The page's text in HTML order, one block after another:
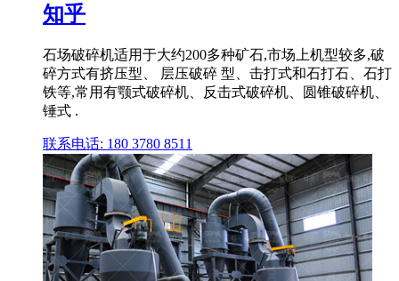
知乎
石场破碎机适用于大约200多种矿石,市场上机型较多,破
碎方式有挤压型、 层压破碎 型、击打式和石打石、石打
铁等,常用有颚式破碎机、反击式破碎机、圆锥破碎机、
锤式 .
联系电话: 180 3780 8511